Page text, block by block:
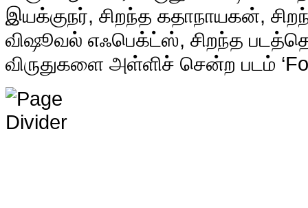
இயக்குநர், சிறந்த கதாநாயகன்,
விஷூவல் எஃபெக்ட்ஸ், சிறந்த
விருதுகளை அள்ளிச் சென்ற படம்